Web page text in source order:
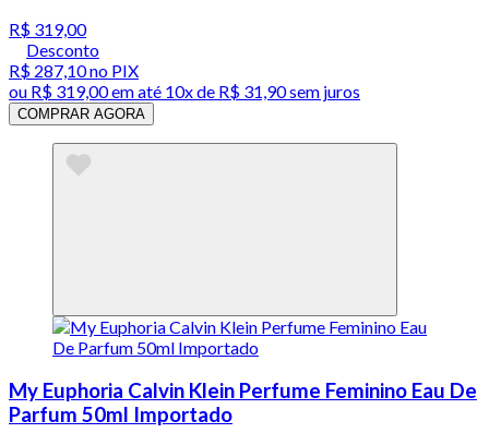
R$ 319,00
Desconto
R$ 287,10no PIX
ou R$ 319,00em até 10x de R$ 31,90 sem juros
COMPRAR AGORA
My Euphoria Calvin Klein Perfume Feminino Eau De
Parfum 50ml Importado